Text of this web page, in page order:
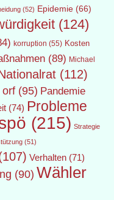
(52) Epidemie (66)
(124)
korruption (55) Kosten
(89) Michael
(112)
orf (95) Pandemie
(74) Probleme
(215) Strategie
(51)
Verhalten (71)
(90) Wähler